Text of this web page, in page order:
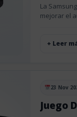
La
mejorar el
+ Leer
23 Nov
Juego